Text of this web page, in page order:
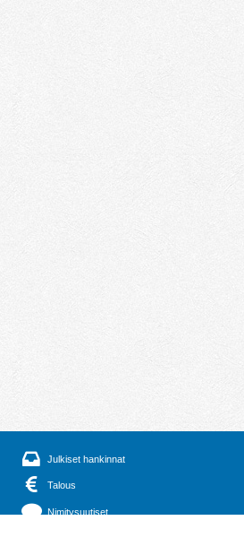
Julkiset hankinnat
Talous
Nimitysuutiset